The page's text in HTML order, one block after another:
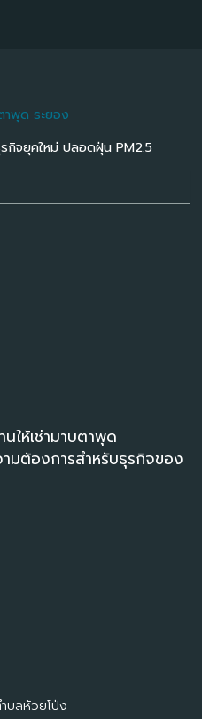
รกิจยุคใหม่ ปลอดฝุ่น PM2.5
ให้เช่ามาบตาพุด
มต้องการสำหรับธุรกิจของ
บลห้วยโป่ง